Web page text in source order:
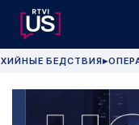
БЕДСТВИЯ▶